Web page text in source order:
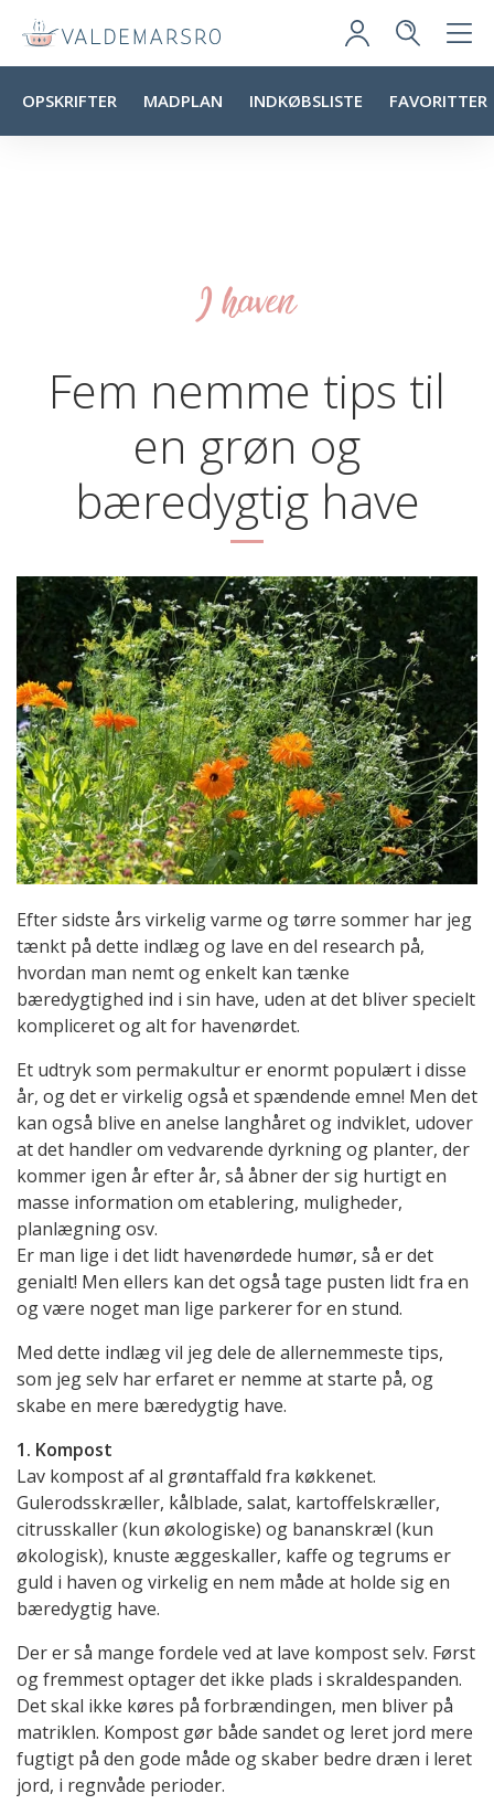
OPSKRIFTER MADPLAN INDKØBSLISTE FAVORITTER
I haven
Fem nemme tips til
en grøn og
bæredygtig have
Efter sidste års virkelig varme og tørre sommer har jeg
tænkt på dette indlæg og lave en del research på,
hvordan man nemt og enkelt kan tænke
bæredygtighed ind i sin have, uden at det bliver specielt
kompliceret og alt for havenørdet.
Et udtryk som permakultur er enormt populært i disse
år, og det er virkelig også et spændende emne! Men det
kan også blive en anelse langhåret og indviklet, udover
at det handler om vedvarende dyrkning og planter, der
kommer igen år efter år, så åbner der sig hurtigt en
masse information om etablering, muligheder,
planlægning osv.
Er man lige i det lidt havenørdede humør, så er det
genialt! Men ellers kan det også tage pusten lidt fra en
og være noget man lige parkerer for en stund.
Med dette indlæg vil jeg dele de allernemmeste tips,
som jeg selv har erfaret er nemme at starte på, og
skabe en mere bæredygtig have.
1. Kompost
Lav kompost af al grøntaffald fra køkkenet.
Gulerodsskræller, kålblade, salat, kartoffelskræller,
citrusskaller (kun økologiske) og bananskræl (kun
økologisk), knuste æggeskaller, kaffe og tegrums er
guld i haven og virkelig en nem måde at holde sig en
bæredygtig have.
Der er så mange fordele ved at lave kompost selv. Først
og fremmest optager det ikke plads i skraldespanden.
Det skal ikke køres på forbrændingen, men bliver på
matriklen. Kompost gør både sandet og leret jord mere
fugtigt på den gode måde og skaber bedre dræn i leret
jord, i regnvåde perioder.